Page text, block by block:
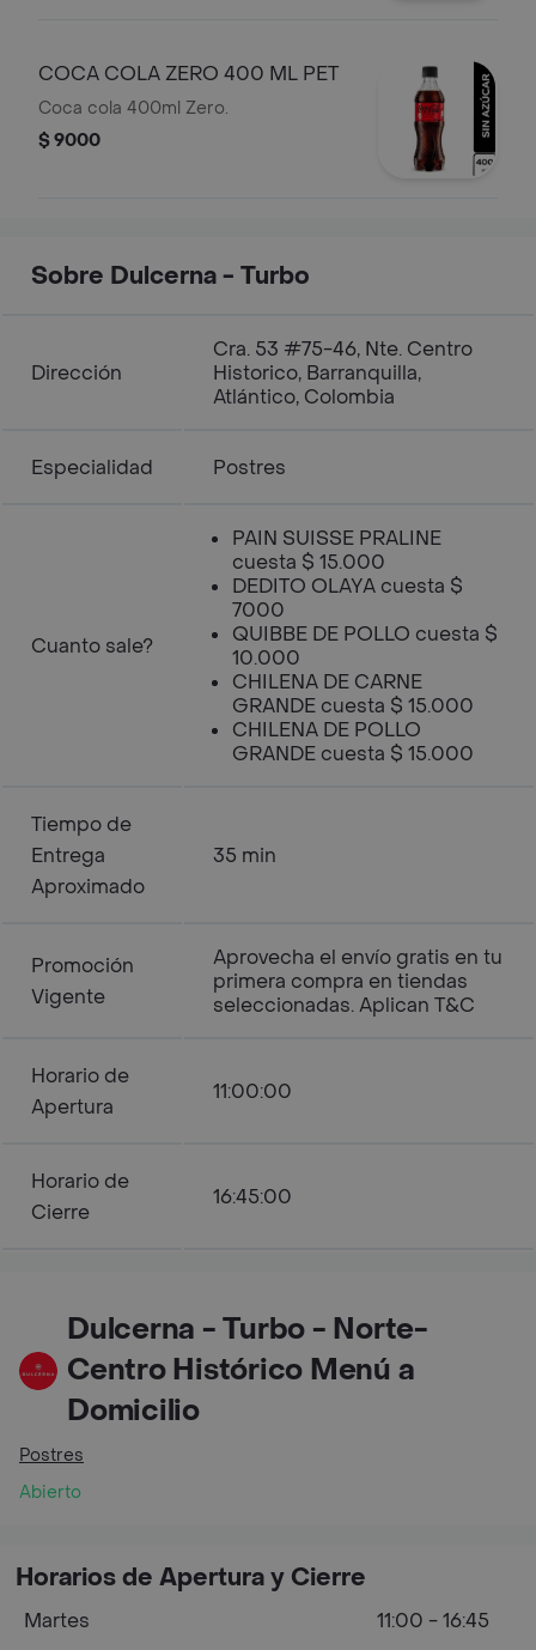
COCA COLA ZERO 400 ML PET
Coca cola 400ml Zero.
$ 9000
Sobre Dulcerna - Turbo
Dirección
Cra. 53 #75-46, Nte. Centro
Historico, Barranquilla,
Atlántico, Colombia
Especialidad Postres
Cuanto sale?
PAIN SUISSE PRALINE
cuesta $ 15.000
DEDITO OLAYA cuesta $
7000
QUIBBE DE POLLO cuesta $
10.000
CHILENA DE CARNE
GRANDE cuesta $ 15.000
CHILENA DE POLLO
GRANDE cuesta $ 15.000
Tiempo de
Entrega
Aproximado
35 min
Promoción
Vigente
Aprovecha el envío gratis en tu
primera compra en tiendas
seleccionadas. Aplican T&C
Horario de
Apertura
11:00:00
Horario de
Cierre
16:45:00
Dulcerna - Turbo - Norte-
Centro Histórico Menú a
Domicilio
Postres
Abierto
Horarios de Apertura y Cierre
Martes
11:00 - 16:45